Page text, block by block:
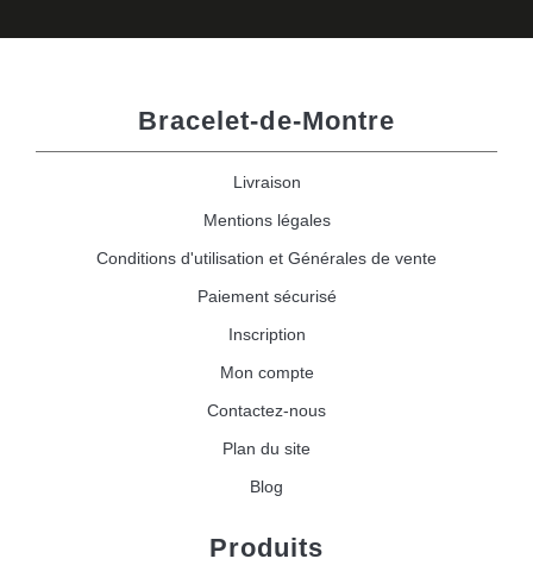
Bracelet-de-Montre
Livraison
Mentions légales
Conditions d'utilisation et Générales de vente
Paiement sécurisé
Inscription
Mon compte
Contactez-nous
Plan du site
Blog
Produits